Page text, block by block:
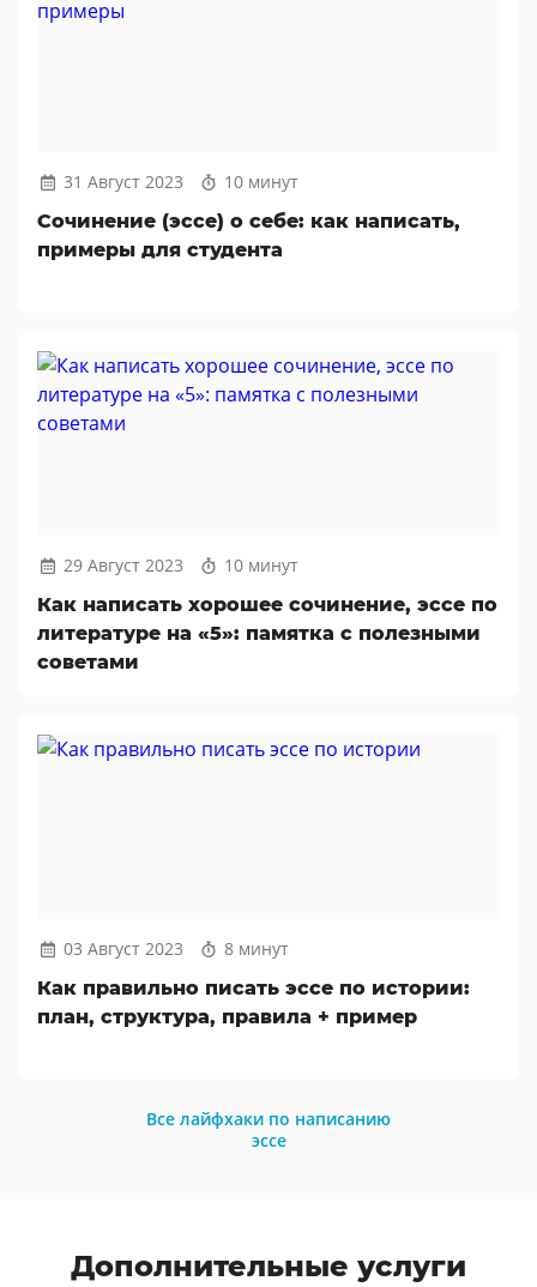
31 Август 2023
10 минут
Сочинение (эссе) о себе: как написать,
примеры для студента
29 Август 2023
10 минут
Как написать хорошее сочинение, эссе по
литературе на «5»: памятка с полезными
советами
03 Август 2023
8 минут
Как правильно писать эссе по истории:
план, структура, правила + пример
Все лайфхаки по написанию
эссе
Дополнительные услуги